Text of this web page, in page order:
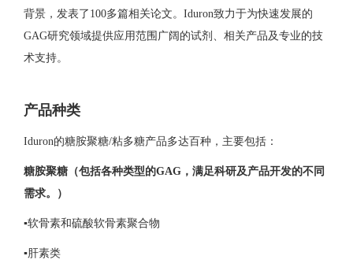
背景，发表了100多篇相关论文。Iduron致力于为快速发展的
GAG研究领域提供应用范围广阔的试剂、相关产品及专业的技
术支持。
产品种类
Iduron的糖胺聚糖/粘多糖产品多达百种，主要包括：
糖胺聚糖（包括各种类型的GAG，满足科研及产品开发的不同
需求。）
▪软骨素和硫酸软骨素聚合物
▪肝素类